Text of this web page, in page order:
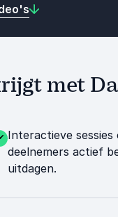
met
Interactieve sessies
deelnemers actief
uitdagen.